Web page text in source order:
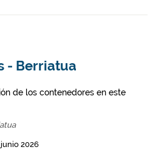
- Berriatua
de los contenedores en este
2026